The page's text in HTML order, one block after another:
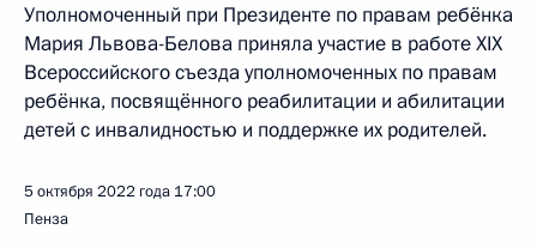
Уполномоченный при Президенте по правам ребёнка
Мария Львова-Белова приняла участие в работе XIX
Всероссийского съезда уполномоченных по правам
ребёнка, посвящённого реабилитации и абилитации
детей с инвалидностью и поддержке их родителей.
5 октября 2022 года 17:00
Пенза